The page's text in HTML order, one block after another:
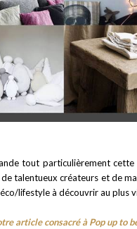
tout particulièrement
de talentueux créateurs et de
lifestyle à découvrir au plus
article consacré à Pop up to